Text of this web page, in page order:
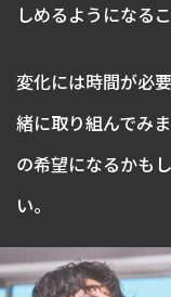
しめるようになる
変化には時間が必
緒に取り組んでみ
の希望になるかも
い。